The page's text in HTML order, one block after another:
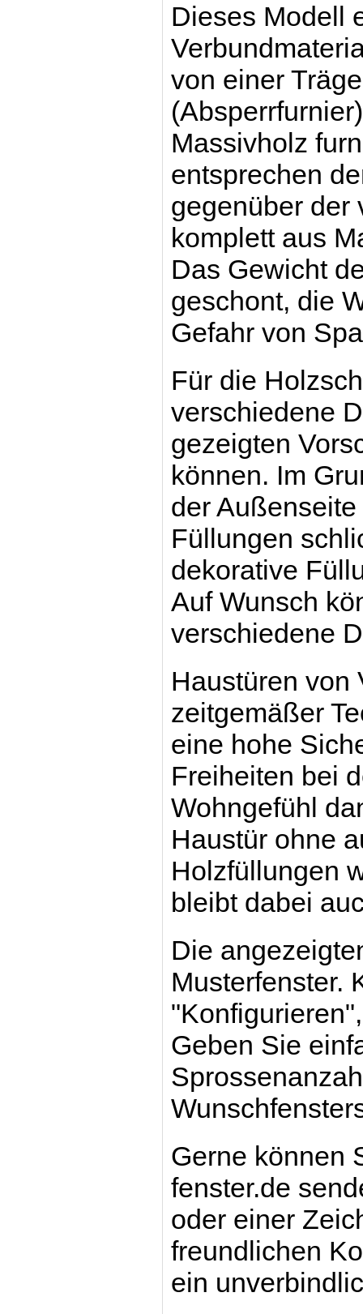
Dieses Modell
von einer
Massivholz
entsprechen
gegenüber der
komplett aus
Das Gewicht
geschont, die
Gefahr von
Für die
verschiedene
gezeigten
können. Im
der
Füllungen
dekorative
Auf Wunsch
verschiedene
Haustüren von
zeitgemäßer
eine hohe
Freiheiten bei
Wohngefühl
Haustür ohne
Holzfüllungen
bleibt dabei
Die
Musterfenster.
Geben Sie
Gerne können
fenster.de
oder einer
freundlichen
ein